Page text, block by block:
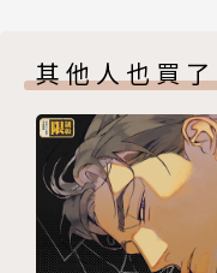
其他人也買了